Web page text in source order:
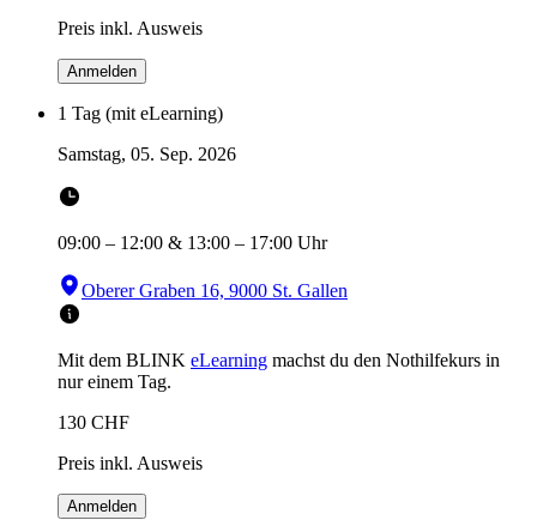
Preis inkl. Ausweis
Anmelden
1 Tag (mit eLearning)
Samstag, 05. Sep. 2026
09:00 – 12:00 & 13:00 – 17:00 Uhr
Oberer Graben 16, 9000 St. Gallen
Mit dem BLINK eLearning machst du den Nothilfekurs in
nur einem Tag.
130 CHF
Preis inkl. Ausweis
Anmelden